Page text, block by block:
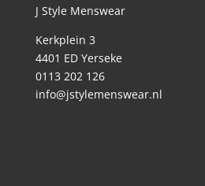
J Style Menswear
Kerkplein 3
4401 ED Yerseke
0113 202 126
info@jstylemenswear.nl